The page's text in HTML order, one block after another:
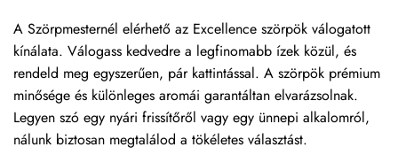
A Szörpmesternél elérhető az Excellence szörpök válogatott
kínálata. Válogass kedvedre a legfinomabb ízek közül, és
rendeld meg egyszerűen, pár kattintással. A szörpök prémium
minősége és különleges aromái garantáltan elvarázsolnak.
Legyen szó egy nyári frissítőről vagy egy ünnepi alkalomról,
nálunk biztosan megtalálod a tökéletes választást.